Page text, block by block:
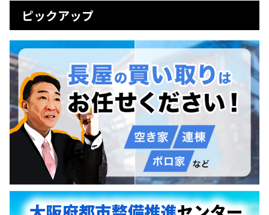
ピックアップ